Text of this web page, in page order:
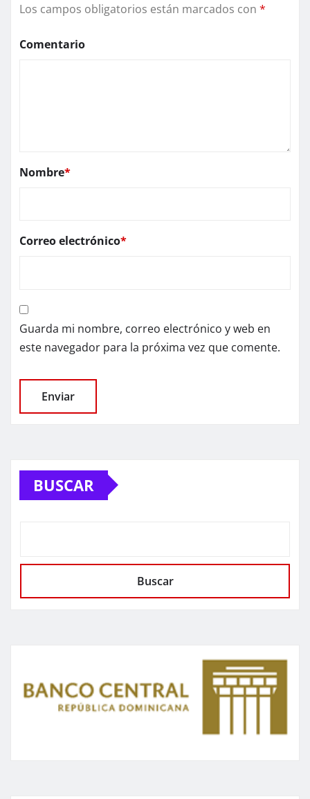
Los campos obligatorios están marcados con *
Comentario
Nombre*
Correo electrónico*
Guarda mi nombre, correo electrónico y web en
este navegador para la próxima vez que comente.
BUSCAR
Buscar